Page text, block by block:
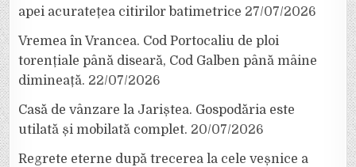
apei acuratețea citirilor batimetrice 27/07/2026
Vremea în Vrancea. Cod Portocaliu de ploi
torențiale până diseară, Cod Galben până mâine
dimineață. 22/07/2026
Casă de vânzare la Jariștea. Gospodăria este
utilată și mobilată complet. 20/07/2026
Regrete eterne după trecerea la cele veșnice a